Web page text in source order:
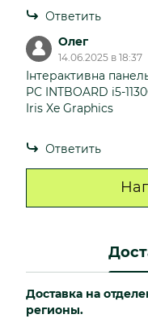
Ответить
Олег
14.06.2025 в 18:37
Інтерактивна
PC INTBOARD i5-
Iris Xe Graphics
Ответить
Доставка на
регионы.